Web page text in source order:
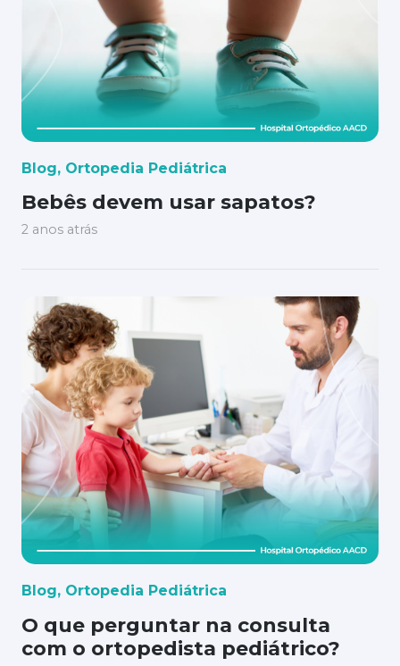
Blog, Ortopedia Pediátrica
Bebês devem usar sapatos?
2 anos atrás
Blog, Ortopedia Pediátrica
O que perguntar na consulta
com o ortopedista pediátrico?